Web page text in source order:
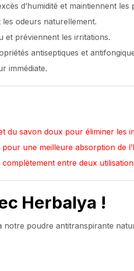
d’humidité et maintiennent les
les odeurs naturellement.
et préviennent les irritations.
antiseptiques et
immédiate.
du savon doux pour éliminer les
une meilleure absorption de
entre deux
Herbalya !
poudre antitranspirante